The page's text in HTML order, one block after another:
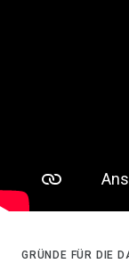
GRÜNDE FÜR DIE